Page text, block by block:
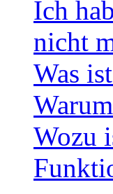
Ich
nicht
Was
Wozu